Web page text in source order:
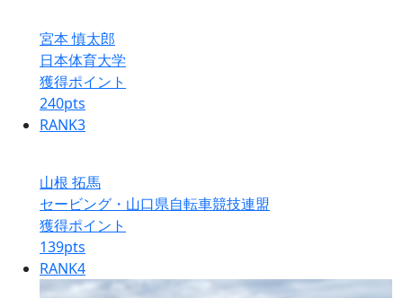
宮本 慎太郎
日本体育大学
獲得ポイント
240pts
RANK3
山根 拓馬
セービング・山口県自転車競技連盟
獲得ポイント
139pts
RANK4